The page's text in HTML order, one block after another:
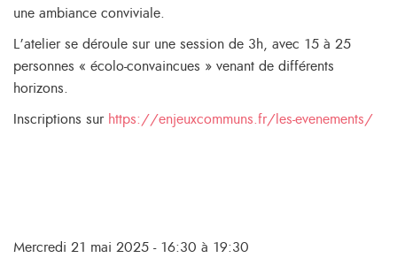
une ambiance conviviale.
L’atelier se déroule sur une session de 3h, avec 15 à 25
personnes « écolo-convaincues » venant de différents
horizons.
Inscriptions sur https://enjeuxcommuns.fr/les-evenements/
Mercredi 21 mai 2025 - 16:30 à 19:30